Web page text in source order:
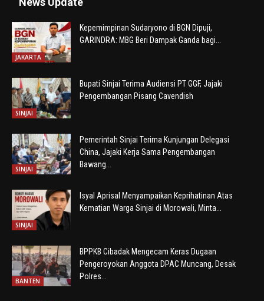
JAKARTA
Kepemimpinan Sudaryono di BGN Dipuji,
GARINDRA: MBG Beri Dampak Ganda bagi...
SINJAI
Bupati Sinjai Terima Audiensi PT GGF, Jajaki
Pengembangan Pisang Cavendish
SINJAI
Pemerintah Sinjai Terima Kunjungan Delegasi
China, Jajaki Kerja Sama Pengembangan
Bawang...
SINJAI
Isyal Aprisal Menyampaikan Keprihatinan Atas
Kematian Warga Sinjai di Morowali, Minta...
BANTEN
BPPKB Cibadak Mengecam Keras Dugaan
Pengeroyokan Anggota DPAC Muncang, Desak
Polres...